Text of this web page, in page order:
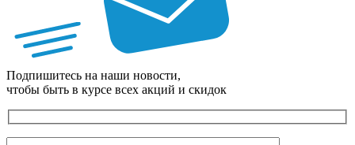
Подпишитесь на наши новости,
чтобы быть в курсе всех акций и скидок